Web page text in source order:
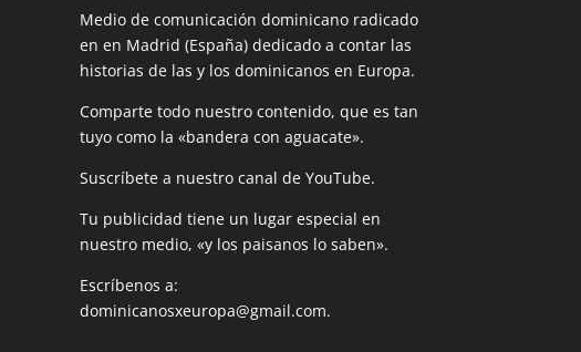
Medio de comunicación dominicano radicado
en en Madrid (España) dedicado a contar las
historias de las y los dominicanos en Europa.
Comparte todo nuestro contenido, que es tan
tuyo como la «bandera con aguacate».
Suscríbete a nuestro canal de YouTube.
Tu publicidad tiene un lugar especial en
nuestro medio, «y los paisanos lo saben».
Escríbenos a:
dominicanosxeuropa@gmail.com.